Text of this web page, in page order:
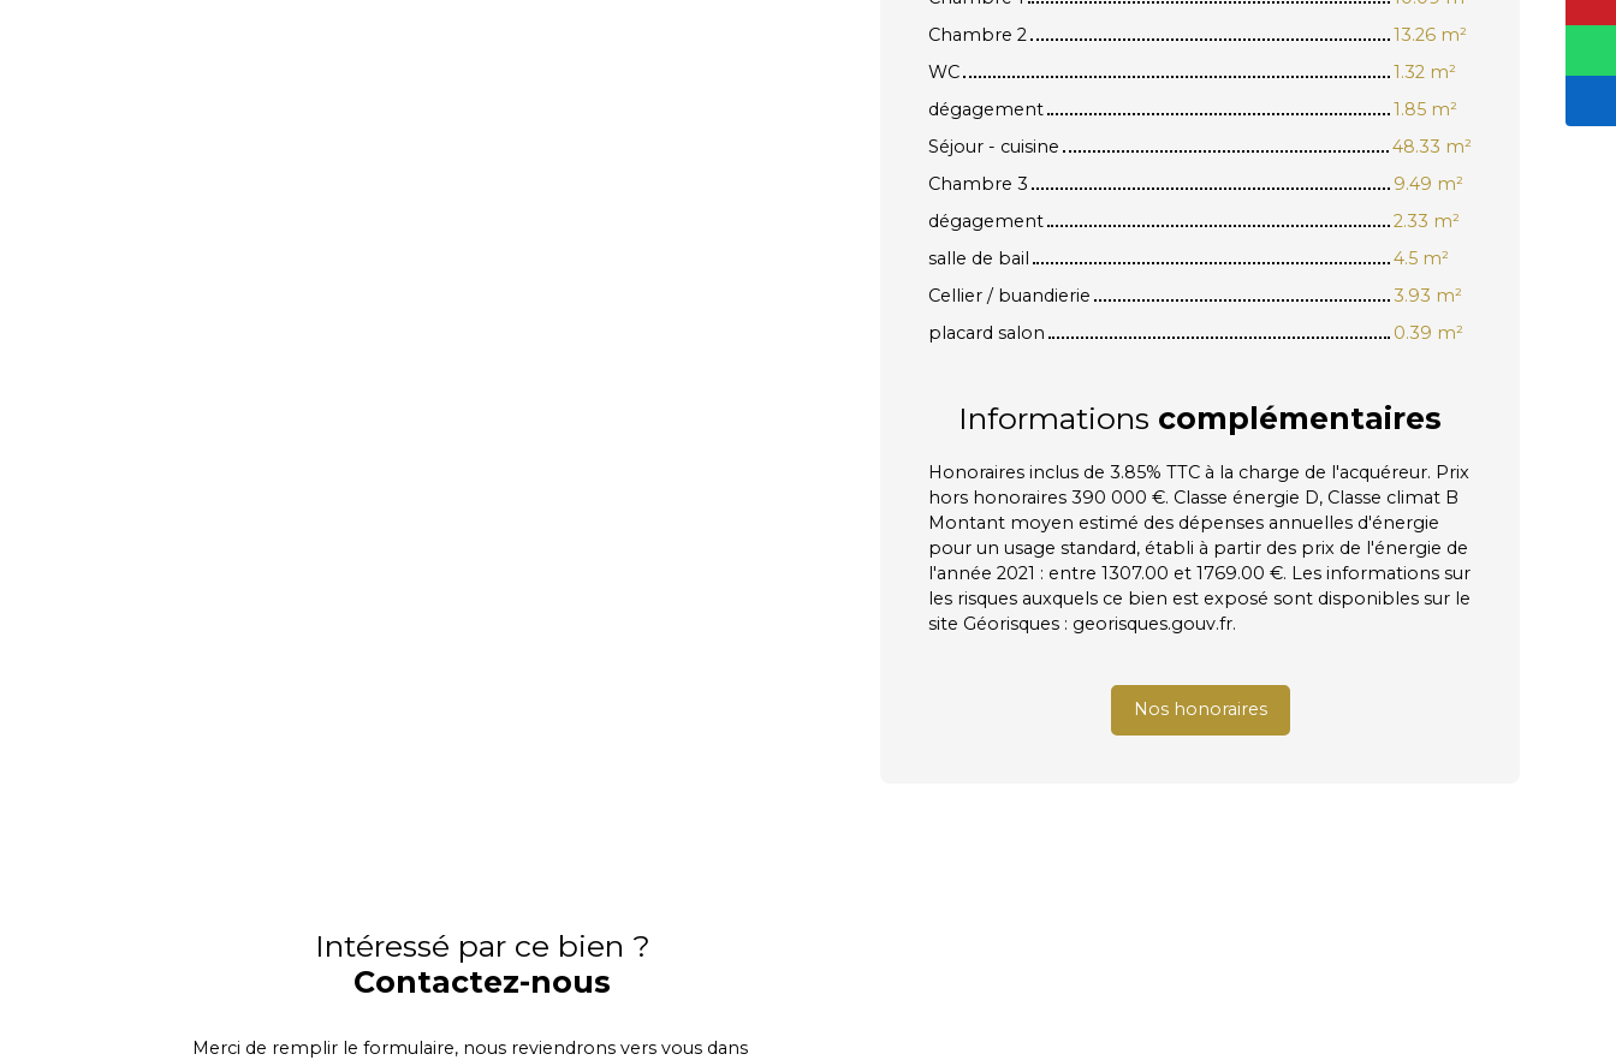
Chambre 2
13.26 m²
WC
1.32 m²
dégagement
1.85 m²
Séjour - cuisine
48.33 m²
Chambre 3
9.49 m²
dégagement
2.33 m²
salle de bail
4.5 m²
Cellier / buandierie
3.93 m²
placard salon
0.39 m²
Informations complémentaires
Honoraires inclus de 3.85% TTC à la charge de l'acquéreur. Prix
hors honoraires 390 000 €. Classe énergie D, Classe climat B
Montant moyen estimé des dépenses annuelles d'énergie
pour un usage standard, établi à partir des prix de l'énergie de
l'année 2021 : entre 1307.00 et 1769.00 €. Les informations sur
les risques auxquels ce bien est exposé sont disponibles sur le
site Géorisques : georisques.gouv.fr.
Nos honoraires
Intéressé par ce bien ?
Contactez-nous
Merci de remplir le formulaire, nous reviendrons vers vous dans